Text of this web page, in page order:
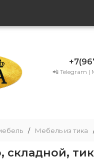
📲 Telegram |
/ Мебель из тика
складной, тик